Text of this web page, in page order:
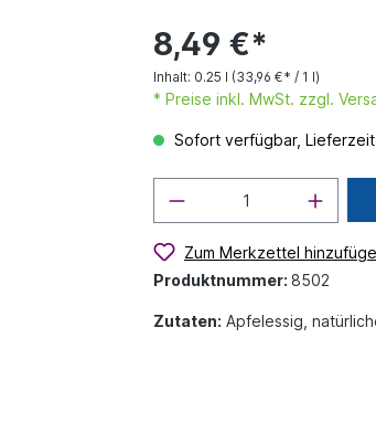
8,49 €*
Inhalt: 0.25 l (33,96 €* / 1 l)
* Preise inkl. MwSt. zzgl.
Sofort verfügbar,
Zum Merkzettel
Produktnummer: 8502
Zutaten: Apfelessig,